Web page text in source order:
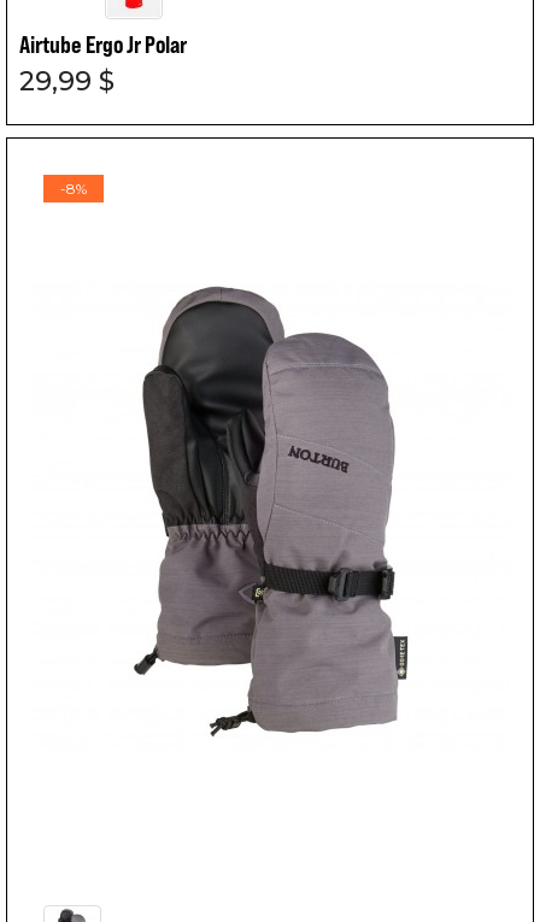
Airtube Ergo Jr Polar
29,99 $
-8%